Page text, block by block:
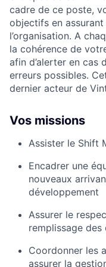
cadre de ce poste,
objectifs en
l’organisation. A
la cohérence de
afin d’alerter en cas
erreurs possibles.
dernier acteur de
Vos missions
Assister le Shift
Encadrer une
nouveaux
développement
Assurer le
remplissage
Coordonner les
assurer la